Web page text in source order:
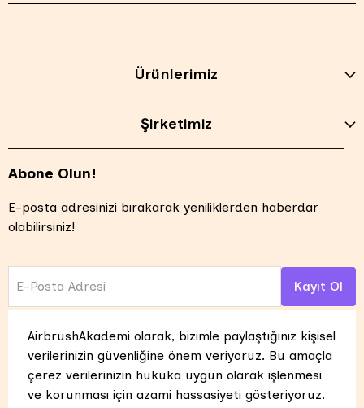
AirbrushAkademi olarak, bizimle paylaştığınız kişisel
verilerinizin güvenliğine önem veriyoruz. Bu amaçla
çerez verilerinizin hukuka uygun olarak işlenmesi
ve korunması için azami hassasiyeti gösteriyoruz.
Ürünlerimiz
Şirketimiz
Abone Olun!
E-posta adresinizi bırakarak yeniliklerden haberdar
olabilirsiniz!
E-Posta Adresi Kayıt Ol